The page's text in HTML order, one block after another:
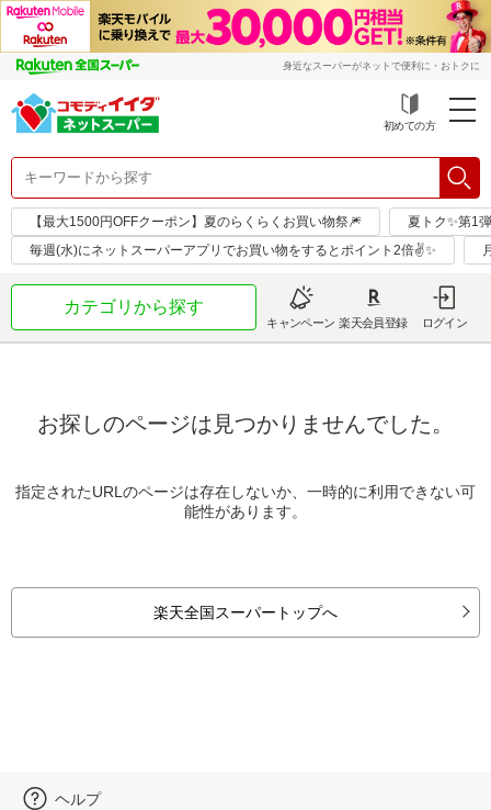
身近なスーパーがネットで便利に・おトクに
初めての方
【最大1500円OFFクーポン】夏のらくらくお買い物祭🎆
夏トク✨第1
毎週(水)にネットスーパーアプリでお買い物をするとポイント2倍✌✨
カテゴリから探す
キャンペーン 楽天会員登録 ログイン
お探しのページは見つかりませんでした。
指定されたURLのページは存在しないか、一時的に利用できない可
能性があります。
楽天全国スーパートップへ
ヘルプ